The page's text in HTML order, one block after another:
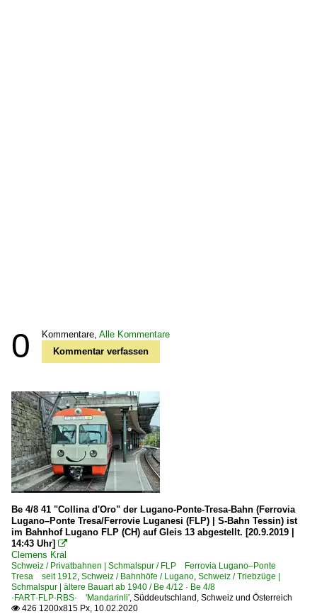
0 Kommentare, Alle Kommentare
Kommentar verfassen
Be 4/8 41 "Collina d'Oro" der Lugano-Ponte-Tresa-Bahn (Ferrovia
Lugano–Ponte Tresa/Ferrovie Luganesi (FLP) | S-Bahn Tessin) ist
im Bahnhof Lugano FLP (CH) auf Gleis 13 abgestellt. [20.9.2019 |
14:43 Uhr] 
Clemens Kral
Schweiz / Privatbahnen | Schmalspur / FLP Ferrovia Lugano–Ponte
Tresa seit 1912 Schweiz / Bahnhöfe / Lugano Schweiz / Triebzüge |
Schmalspur | ältere Bauart ab 1940 / Be 4/12 · Be 4/8
·FART·FLP·RBS· 'Mandarinli' Süddeutschland, Schweiz und Österreich
 426 1200x815 Px, 10.02.2020